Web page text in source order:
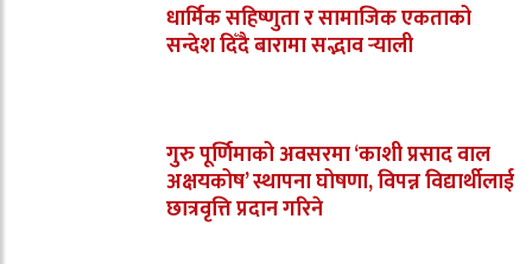
धार्मिक सहिष्णुता र सामाजिक एकताको
सन्देश दिँदै बारामा सद्भाव र्‍याली
गुरु पूर्णिमाको अवसरमा ‘काशी प्रसाद वाल
अक्षयकोष’ स्थापना घोषणा, विपन्न विद्यार्थीलाई
छात्रवृत्ति प्रदान गरिने